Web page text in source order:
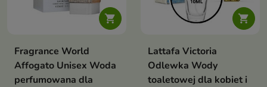

Fragrance World
Affogato Unisex Woda
perfumowana dla

Lattafa Victoria
Odlewka Wody
toaletowej dla kobiet i